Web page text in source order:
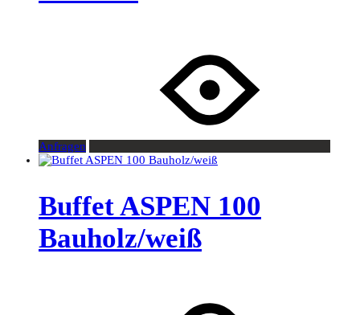
Anfragen
Buffet ASPEN 100
Bauholz/weiß